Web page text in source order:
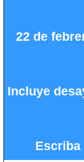
22 de
Incluye
Escriba